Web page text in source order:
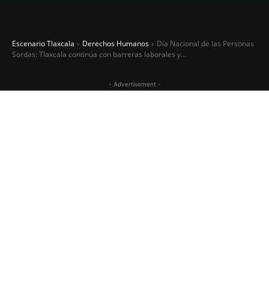
Escenario Tlaxcala Derechos Humanos
Día Nacional de las Personas
Sordas: Tlaxcala continúa con barreras laborales y...
- Advertisement -